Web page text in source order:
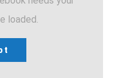
loaded.